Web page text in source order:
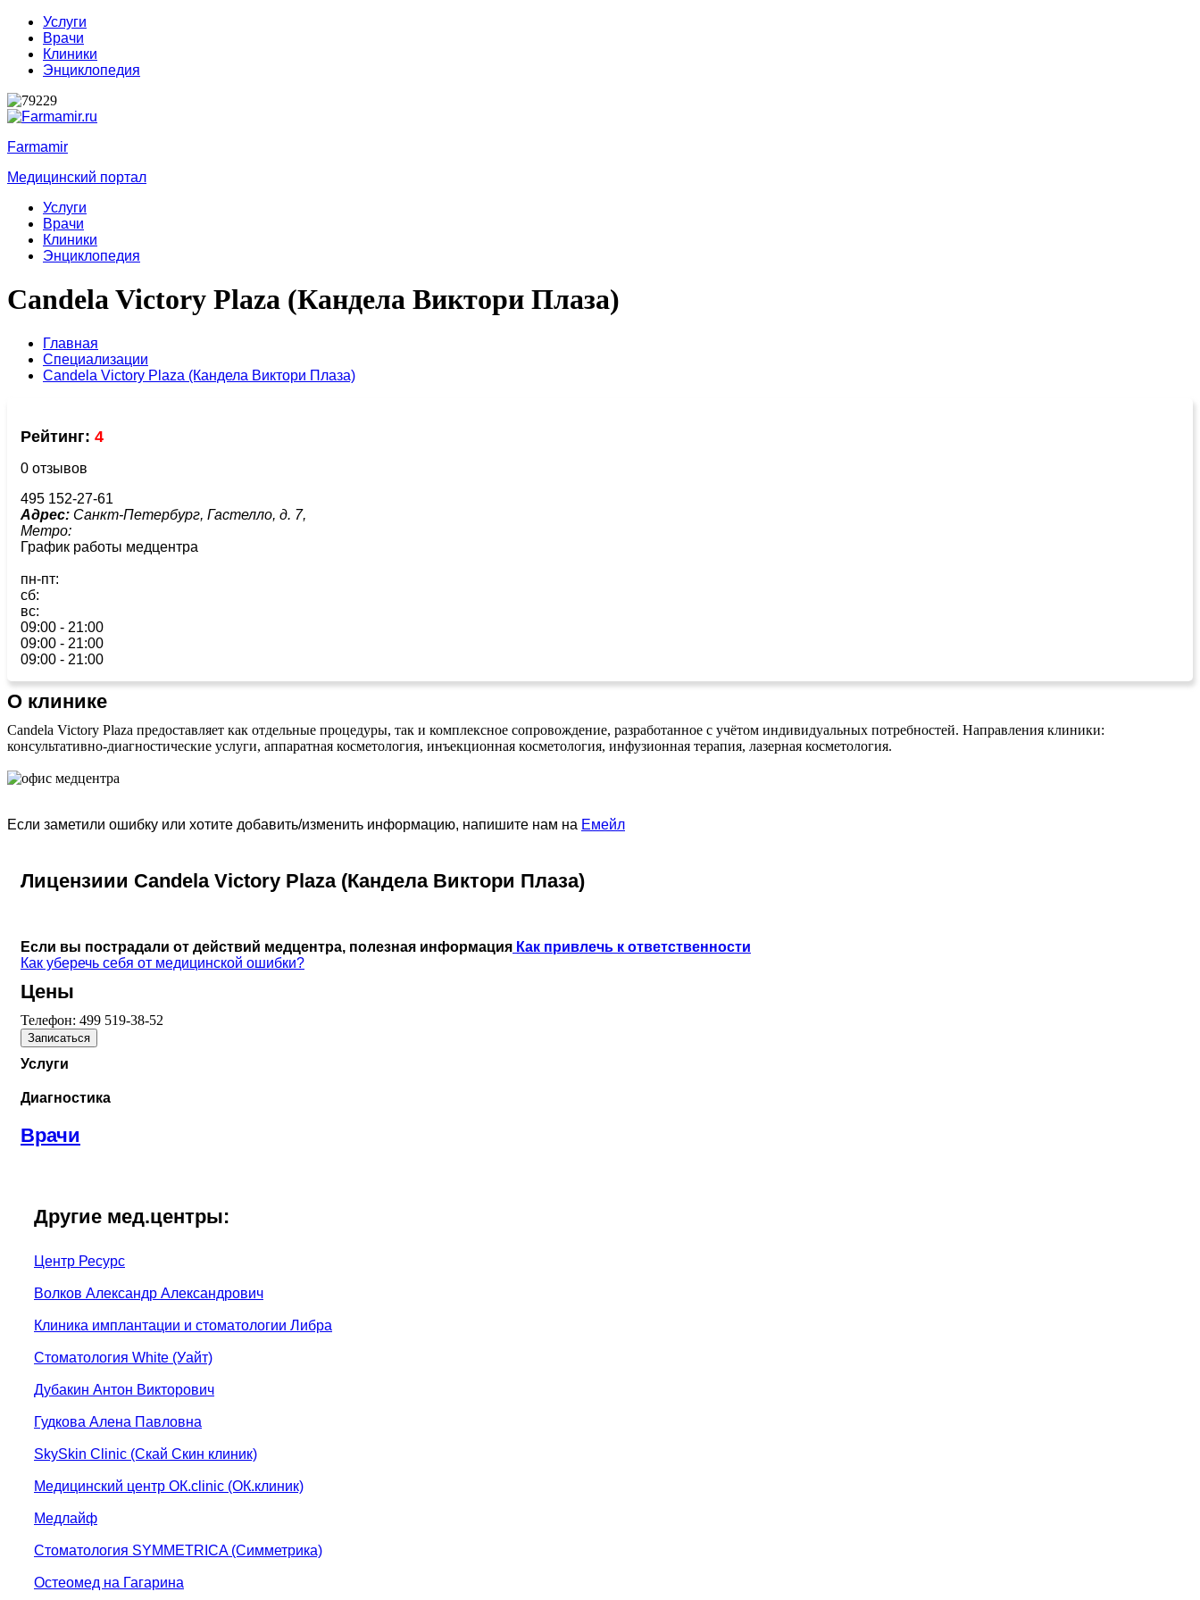
Услуги
Врачи
Клиники
Энциклопедия
Farmamir
Медицинский портал
Услуги
Врачи
Клиники
Энциклопедия
Candela Victory Plaza (Кандела Виктори Плаза)
Главная
Специализации
Candela Victory Plaza (Кандела Виктори Плаза)
Рейтинг: 4
0 отзывов
495 152-27-61
Адрес: Санкт-Петербург, Гастелло, д. 7,
Метро:
График работы медцентра
пн-пт:
сб:
вс:
09:00 - 21:00
09:00 - 21:00
09:00 - 21:00
О клинике
Candela Victory Plaza предоставляет как отдельные процедуры, так и комплексное сопровождение, разработанное с учётом индивидуальных потребностей. Направления клиники:
консультативно-диагностические услуги, аппаратная косметология, инъекционная косметология, инфузионная терапия, лазерная косметология.
Если заметили ошибку или хотите добавить/изменить информацию, напишите нам на Емейл
Лицензиии Candela Victory Plaza (Кандела Виктори Плаза)
Если вы пострадали от действий медцентра, полезная информация Как привлечь к ответственности
Как уберечь себя от медицинской ошибки?
Цены
Телефон: 499 519-38-52
Записаться
Услуги
Диагностика
Врачи
Другие мед.центры:
Центр Ресурс
Волков Александр Александрович
Клиника имплантации и стоматологии Либра
Стоматология White (Уайт)
Дубакин Антон Викторович
Гудкова Алена Павловна
SkySkin Clinic (Скай Скин клиник)
Медицинский центр ОК.clinic (ОК.клиник)
Медлайф
Стоматология SYMMETRICA (Симметрика)
Остеомед на Гагарина